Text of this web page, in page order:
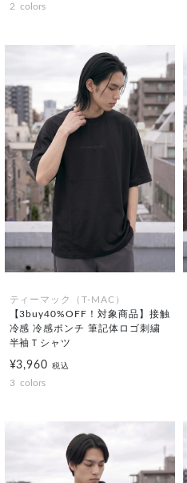
2 colors
ティーマック（T-MAC）
【3buy40%OFF！対象商品】接触
冷感 冷感ポンチ 筆記体ロゴ刺繍
半袖Ｔシャツ
¥3,960税込
3 colors